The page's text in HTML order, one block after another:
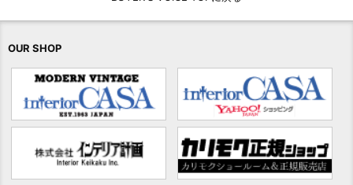
OUR SHOP